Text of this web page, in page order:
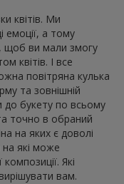
квітів. Ми
емоції, а тому
щоб ви мали змогу
квітів. І все
повітряна кулька
та зовнішній
до букету по всьому
точно в обраний
на яких є доволі
на які може
Які
вам.